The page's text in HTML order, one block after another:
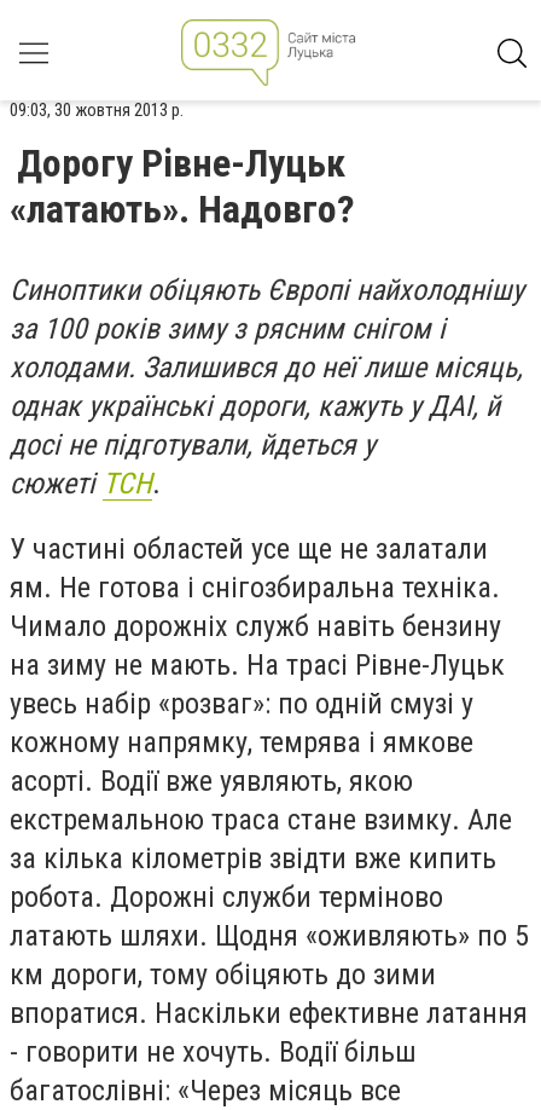
09:03, 30 жовтня 2013 р.
Дорогу Рівне-Луцьк
«латають». Надовго?
Синоптики обіцяють Європі найхолоднішу
за 100 років зиму з рясним снігом і
холодами. Залишився до неї лише місяць,
однак українські дороги, кажуть у ДАІ, й
досі не підготували, йдеться у
сюжеті ТСН.
У частині областей усе ще не залатали
ям. Не готова і снігозбиральна техніка.
Чимало дорожніх служб навіть бензину
на зиму не мають. На трасі Рівне-Луцьк
увесь набір «розваг»: по одній смузі у
кожному напрямку, темрява і ямкове
асорті. Водії вже уявляють, якою
екстремальною траса стане взимку. Але
за кілька кілометрів звідти вже кипить
робота. Дорожні служби терміново
латають шляхи. Щодня «оживляють» по 5
км дороги, тому обіцяють до зими
впоратися. Наскільки ефективне латання
- говорити не хочуть. Водії більш
багатослівні: «Через місяць все